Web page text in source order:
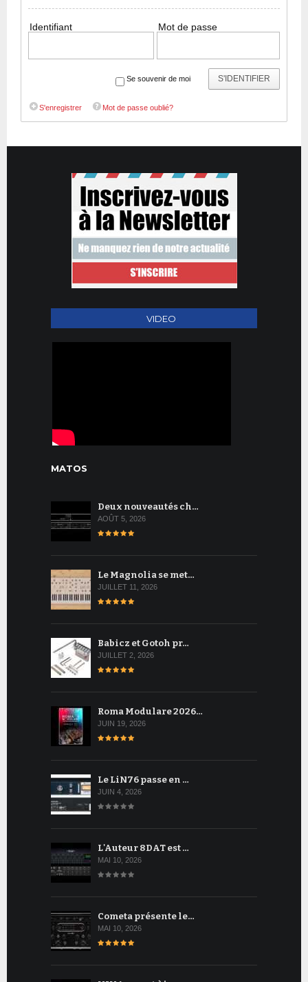
Identifiant Mot de passe
S'IDENTIFIER
Se souvenir de moi
S'enregistrer Mot de passe oublié?
VIDEO
MATOS
Deux nouveautés ch…
AOÛT 5, 2026
Le Magnolia se met…
JUILLET 11, 2026
Babicz et Gotoh pr…
JUILLET 2, 2026
Roma Modulare 2026…
JUIN 19, 2026
Le LiN76 passe en …
JUIN 4, 2026
L'Auteur 8DAT est …
MAI 10, 2026
Cometa présente le…
MAI 10, 2026